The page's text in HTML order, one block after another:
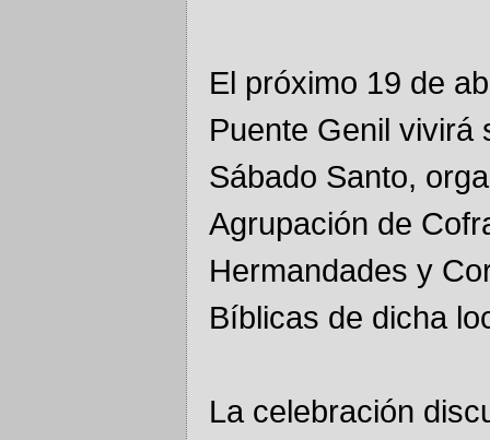
El próximo 19 de
Puente Genil vivirá
Sábado Santo,
Agrupación de
Hermandades y
Bíblicas de dicha
La celebración